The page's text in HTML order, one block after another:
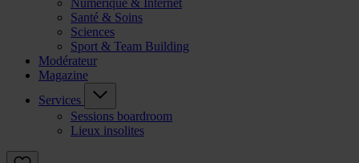
Numérique & Internet
Santé & Soins
Sciences
Sport & Team Building
Modérateur
Magazine
Services
Sessions boardroom
Lieux insolites